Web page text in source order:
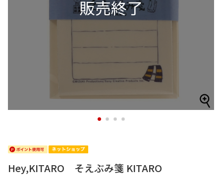
1 2 3 4
Hey,KITARO そえぶみ箋 KITARO